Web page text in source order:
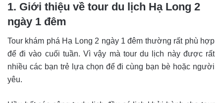
1. Giới thiệu về tour du lịch Hạ Long 2
ngày 1 đêm
Tour khám phá Hạ Long 2 ngày 1 đêm thường rất phù hợp
để đi vào cuối tuần. Vì vậy mà tour du lịch này được rất
nhiều các bạn trẻ lựa chọn để đi cùng bạn bè hoặc người
yêu.